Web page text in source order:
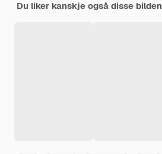
Du liker kanskje også disse